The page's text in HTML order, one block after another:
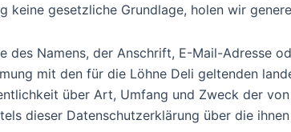
gesetzliche Grundlage, holen wir
des Namens, der Anschrift, E-Mail-Adresse
mit den für die Löhne Deli geltenden
über Art, Umfang und Zweck der
dieser Datenschutzerklärung über die